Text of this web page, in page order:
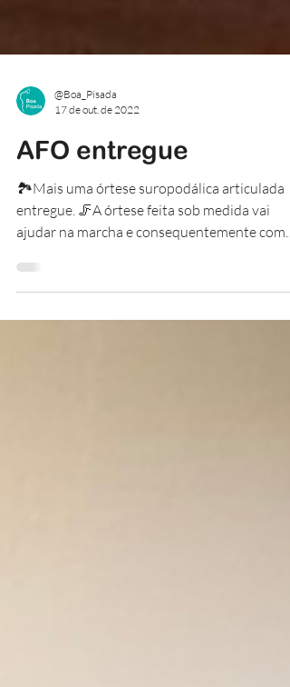
17 de out. de 2022
AFO entregue
🏞Mais uma órtese suropodálica articulada
ajudar na marcha e consequentemente com
uma vida com...